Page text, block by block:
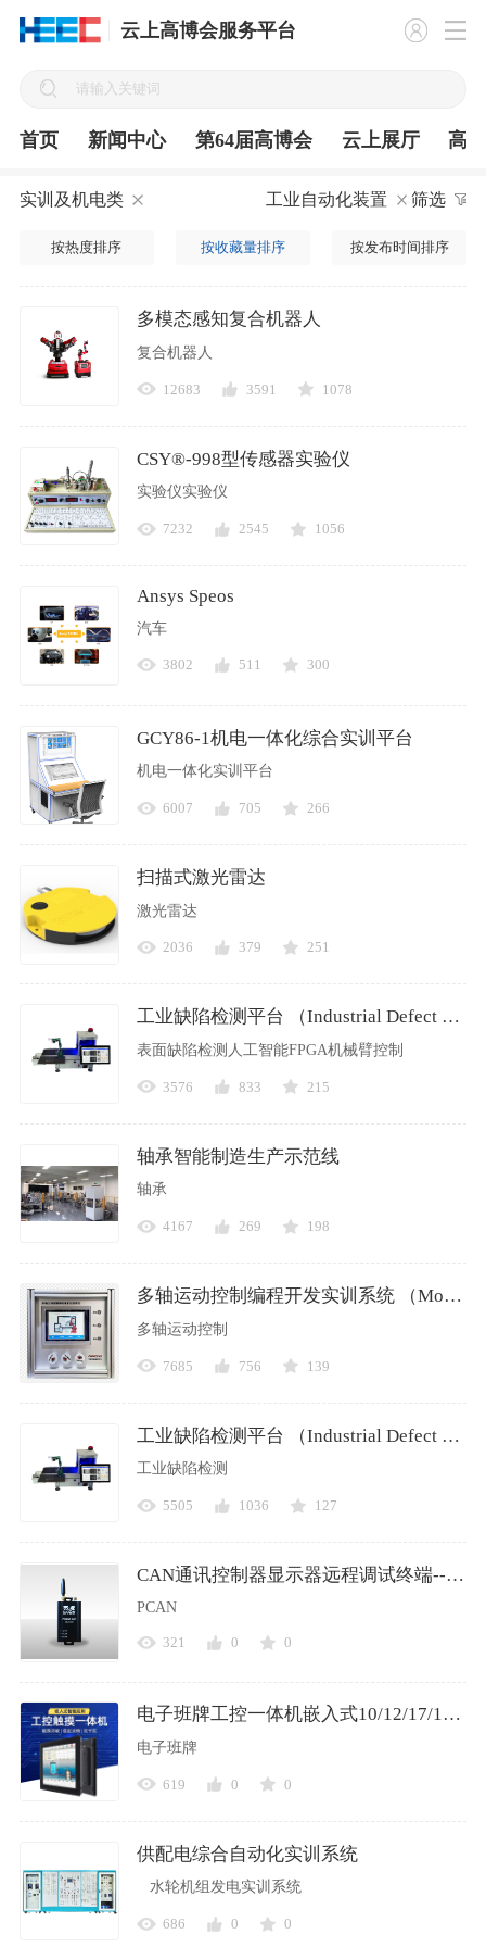
云上高博会服务平台
首页 新闻中心 第64届高博会 云上展厅 高
实训及机电类 工业自动化装置 筛选
按热度排序 按收藏量排序 按发布时间排序
多模态感知复合机器人
复合机器人
12683 3591 1078
CSY®-998型传感器实验仪
实验仪实验仪
7232 2545 1056
Ansys Speos
汽车
3802 511 300
GCY86-1机电一体化综合实训平台
机电一体化实训平台
6007 705 266
扫描式激光雷达
激光雷达
2036 379 251
工业缺陷检测平台 （Industrial Defect Detection Platform）
表面缺陷检测人工智能FPGA机械臂控制
3576 833 215
轴承智能制造生产示范线
轴承
4167 269 198
多轴运动控制编程开发实训系统 （Motion+CNC+Robotics+HMI）
多轴运动控制
7685 756 139
工业缺陷检测平台 （Industrial Defect Detection Platform）
工业缺陷检测
5505 1036 127
CAN通讯控制器显示器远程调试终端-------PKCAN-WIFI
PCAN
321 0 0
电子班牌工控一体机嵌入式10/12/17/19寸全铝触控电容平板电脑触摸屏
电子班牌
619 0 0
供配电综合自动化实训系统
水轮机组发电实训系统
686 0 0